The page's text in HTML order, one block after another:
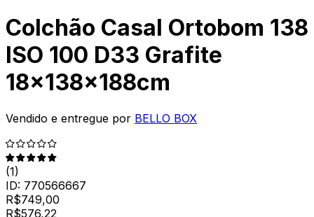
Colchão Casal Ortobom 138
ISO 100 D33 Grafite
18x138x188cm
Vendido e entregue por BELLO BOX
(1)
ID: 770566667
R$749,00
R$576,22